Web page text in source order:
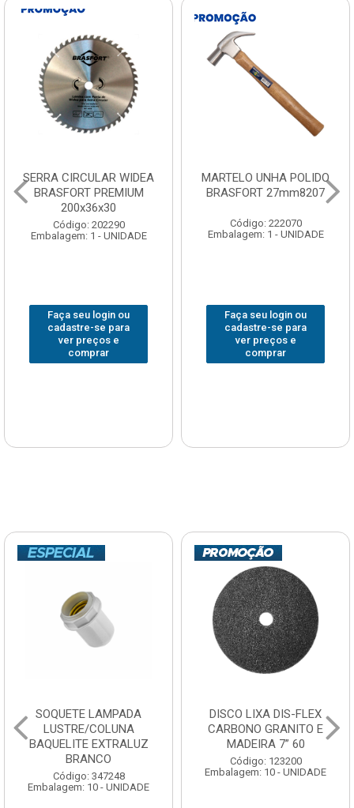
SERRA CIRCULAR WIDEA
BRASFORT PREMIUM
200x36x30
Código: 202290
Embalagem: 1 - UNIDADE
Faça seu login ou
cadastre-se para
ver preços e
comprar
MARTELO UNHA POLIDO
BRASFORT 27mm8207
Código: 222070
Embalagem: 1 - UNIDADE
Faça seu login ou
cadastre-se para
ver preços e
comprar
SOQUETE LAMPADA
LUSTRE/COLUNA
BAQUELITE EXTRALUZ
BRANCO
Código: 347248
Embalagem: 10 - UNIDADE
DISCO LIXA DIS-FLEX
CARBONO GRANITO E
MADEIRA 7” 60
Código: 123200
Embalagem: 10 - UNIDADE